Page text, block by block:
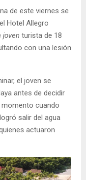
de este viernes se
Hotel Allegro
joven turista de 18
con una lesión
el joven se
antes de decidir
momento cuando
salir del agua
actuaron